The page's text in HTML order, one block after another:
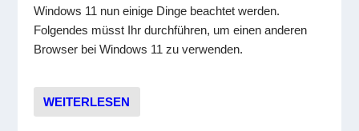
Windows 11 nun einige Dinge beachtet werden.
Folgendes müsst Ihr durchführen, um einen anderen
Browser bei Windows 11 zu verwenden.
WEITERLESEN